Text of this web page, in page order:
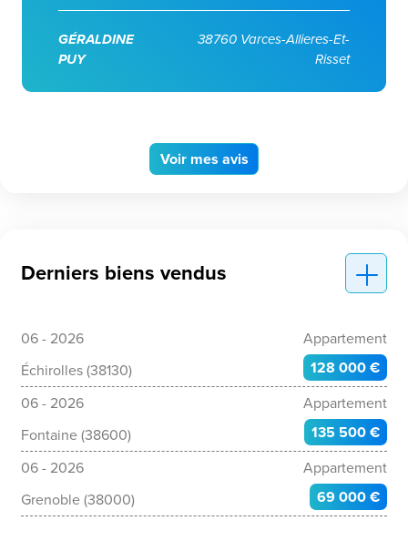
Voir mes avis
GÉRALDINE
PUY
38760 Varces-Allieres-Et-
Risset
Derniers biens vendus
06 - 2026
Appartement
Échirolles (38130)
128 000 €
06 - 2026
Appartement
Fontaine (38600)
135 500 €
06 - 2026
Appartement
Grenoble (38000)
69 000 €